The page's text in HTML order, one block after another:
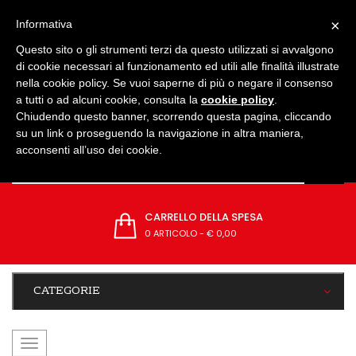
CARRELLO DELLA SPESA
0 ARTICOLO- € 0,00
CATEGORIE
navigazione
×
Informativa
Questo sito o gli strumenti terzi da questo utilizzati si avvalgono
di cookie necessari al funzionamento ed utili alle finalità illustrate
nella cookie policy. Se vuoi saperne di più o negare il consenso
a tutti o ad alcuni cookie, consulta la cookie policy
Chiudendo questo banner, scorrendo questa pagina, cliccando
su un link o proseguendo la navigazione in altra maniera,
acconsenti all’uso dei cookie.